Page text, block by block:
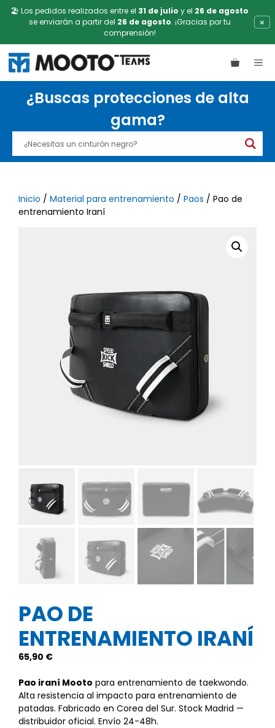
🏖️ Los pedidos realizados entre el 31 de julio y el 26 de agosto
se enviarán a partir del 26 de agosto. ¡Gracias por tu
comprensión!
×
Saltar
contenido
¿Buscas protecciones de alta
gama?
Inicio / Material para entrenamiento / Paos / Pao de
entrenamiento Iraní
PAO DE
ENTRENAMIENTO IRANÍ
65,90 €
Pao iraní Mooto para entrenamiento de taekwondo.
Alta resistencia al impacto para entrenamiento de
patadas. Fabricado en Corea del Sur. Stock Madrid —
distribuidor oficial. Envío 24-48h.